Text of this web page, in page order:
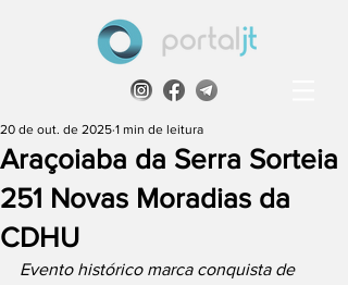
Araçoiaba da Serra Sorteia
251 Novas Moradias da
CDHU
20 de out. de 2025 1 min de leitura
Evento histórico marca conquista de